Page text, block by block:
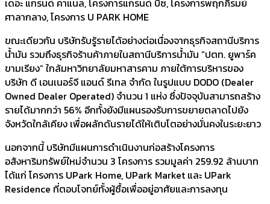
เดอะ แกรนด์ คาแนล, โครงการแกรนด์ บิซ, โครงการพฤกภิรมย์
ศาลากลาง, โครงการ U PARK HOME
ขณะเดียวกัน บริษัทรับรู้รายได้อย่างต่อเนื่องจากธุรกิจสถานีบริการ
น้ำมัน รวมถึงธุรกิจร้านค้าภายในสถานีบริการน้ำมัน “ปตท. ยูพาร์ค
ขามเรียง” ใกล้มหาวิทยาลัยมหาสารคาม ภายใต้การบริหารของ
บริษัท ดี เอนเนอร์จี แอนด์ รีเทล จำกัด ในรูปแบบ DODO (Dealer
Owned Dealer Operated) จำนวน 1 แห่ง ซึ่งปัจจุบันสามารถสร้าง
รายได้มากกว่า 56% อีกทั้งยังมีแผนรองรับการขยายตลาดไปยัง
จังหวัดใกล้เคียง เพื่อผลักดันรายได้ให้เติบโตอย่างมั่นคงในระยะยาว
นอกจากนี้ บริษัทมีแผนการดำเนินงานก่อสร้างโครงการ
อสังหาริมทรัพย์ใหม่จำนวน 3 โครงการ รวมมูลค่า 259.92 ล้านบาท
ได้แก่ โครงการ UPark Home, UPark Market และ UPark
Residence ที่ตอบโจทย์ทั้งผู้ซื้อเพื่ออยู่อาศัยและการลงทุน